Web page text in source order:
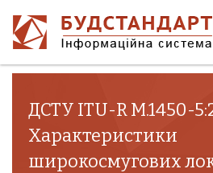
ДСТУ ITU-R M.1450-
Характеристики
широкосмугових